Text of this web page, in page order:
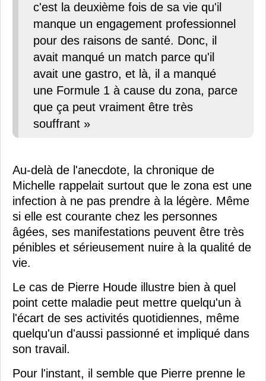
c'est la deuxième fois de sa vie qu'il
manque un engagement professionnel
pour des raisons de santé. Donc, il
avait manqué un match parce qu'il
avait une gastro, et là, il a manqué
une Formule 1 à cause du zona, parce
que ça peut vraiment être très
souffrant »
Au-delà de l'anecdote, la chronique de
Michelle rappelait surtout que le zona est une
infection à ne pas prendre à la légère. Même
si elle est courante chez les personnes
âgées, ses manifestations peuvent être très
pénibles et sérieusement nuire à la qualité de
vie.
Le cas de Pierre Houde illustre bien à quel
point cette maladie peut mettre quelqu'un à
l'écart de ses activités quotidiennes, même
quelqu'un d'aussi passionné et impliqué dans
son travail.
Pour l'instant, il semble que Pierre prenne le